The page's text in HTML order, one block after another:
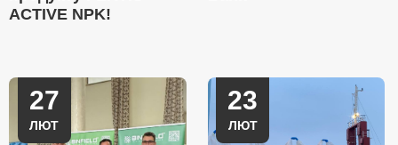
ACTIVE NPK!
27
ЛЮТ
23
ЛЮТ